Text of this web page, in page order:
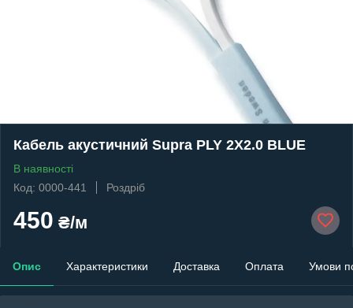
Кабель акустичний Supra PLY 2X2.0 BLUE
В наявності
Код: 0000-441
Роздріб
450 ₴/м
Опис Характеристики Доставка Оплата Умови